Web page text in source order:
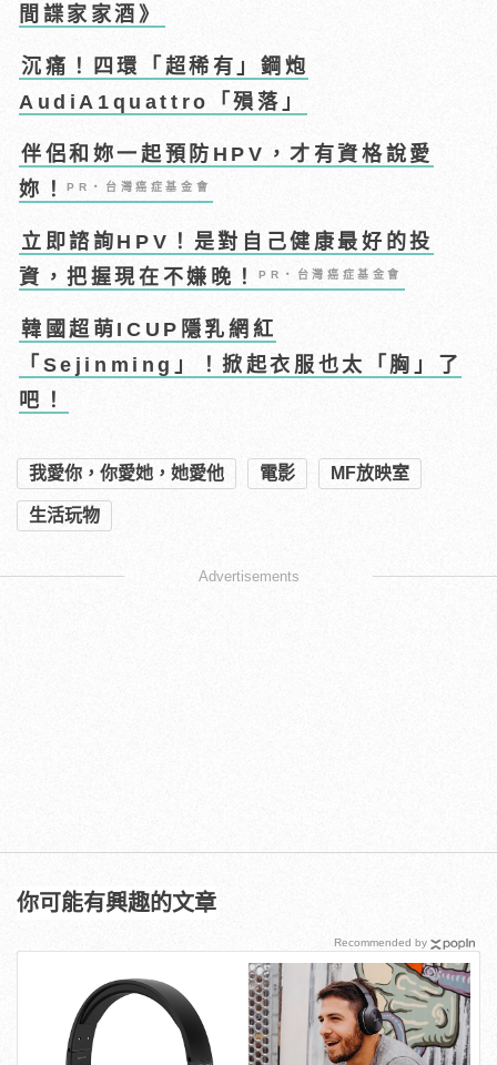
間諜家家酒》
沉痛！四環「超稀有」鋼炮
AudiA1quattro「殞落」
伴侶和妳一起預防HPV，才有資格說愛
妳！PR・台灣癌症基金會
立即諮詢HPV！是對自己健康最好的投
資，把握現在不嫌晚！PR・台灣癌症基金會
韓國超萌ICUP隱乳網紅
「Sejinming」！掀起衣服也太「胸」了
吧！
我愛你，你愛她，她愛他 電影 MF放映室
生活玩物
Advertisements
你可能有興趣的文章
Recommended by